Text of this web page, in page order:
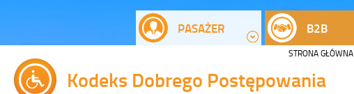
B2B
PASAŻER
STRONA GŁÓWNA
Kodeks Dobrego Postępowania